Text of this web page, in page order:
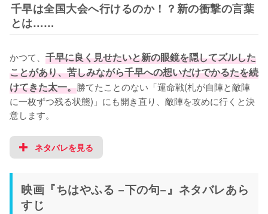
千早は全国大会へ行けるのか！？新の衝撃の言葉
とは……
かつて、 千早に良く見せたいと新の眼鏡を隠してズルした
ことがあり、苦しみながら千早への想いだけでかるたを続
けてきた太一。勝てたことのない「運命戦(札が自陣と敵陣
に一枚ずつ残る状態)」にも開き直り、敵陣を攻めに行くと決
意します。
ネタバレを見る
映画『ちはやふる −下の句−』ネタバレあら
すじ